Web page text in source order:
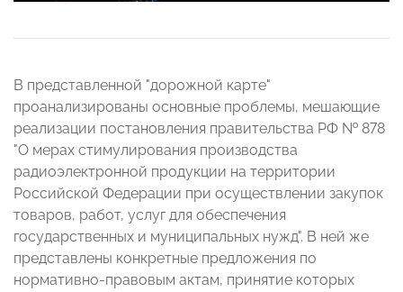
В представленной "дорожной карте"
проанализированы основные проблемы, мешающие
реализации постановления правительства РФ № 878
"О мерах стимулирования производства
радиоэлектронной продукции на территории
Российской Федерации при осуществлении закупок
товаров, работ, услуг для обеспечения
государственных и муниципальных нужд". В ней же
представлены конкретные предложения по
нормативно-правовым актам, принятие которых